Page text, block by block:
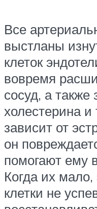
Все
выстланы
клеток
вовремя
сосуд, а также
холестерина
зависит от
он
помогают ему
Когда их
клетки не